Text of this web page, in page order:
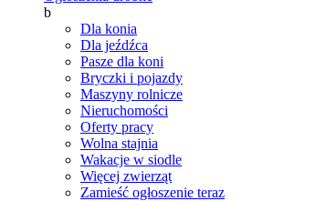
b
Dla konia
Dla jeźdźca
Pasze dla koni
Bryczki i pojazdy
Maszyny rolnicze
Nieruchomości
Oferty pracy
Wolna stajnia
Wakacje w siodle
Więcej zwierząt
Zamieść ogłoszenie teraz